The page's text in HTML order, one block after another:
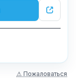
⚠ Пожаловаться